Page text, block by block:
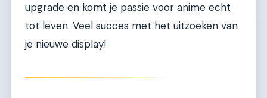
upgrade en komt je passie voor anime echt
tot leven. Veel succes met het uitzoeken van
je nieuwe display!